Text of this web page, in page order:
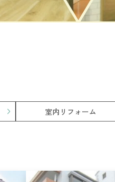
室内リフォーム